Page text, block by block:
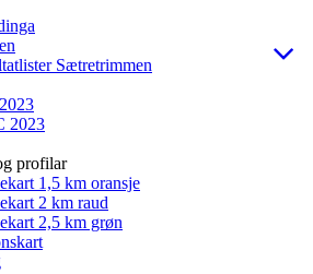
Sætretrimmen
2023
profilar
1,5 km oransje
2 km raud
2,5 km grøn